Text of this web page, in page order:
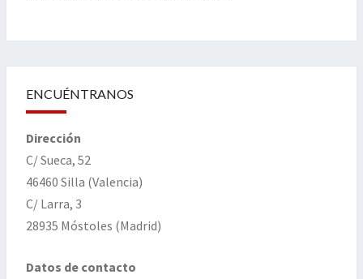
ENCUÉNTRANOS
Dirección
C/ Sueca, 52
46460 Silla (Valencia)
C/ Larra, 3
28935 Móstoles (Madrid)
Datos de contacto